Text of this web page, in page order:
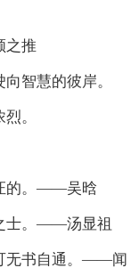
之推
智慧的彼岸。
。
的。——吴晗
士。——汤显祖
无书自通。——闻